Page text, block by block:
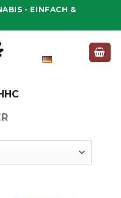
- EINFACH &